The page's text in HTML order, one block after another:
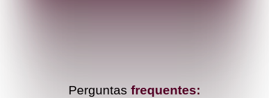
Perguntas frequentes: